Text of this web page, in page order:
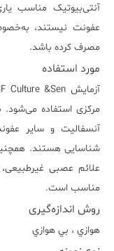
آنتی‌بیوتیک مناسب
عفونت نیستند،
مصرف کرده باشد.
مورد استفاده
مرکزی استفاده می‌شود.
آنسفالیت و سایر
شناسایی هستند.
علائم عصبی
مناسب است.
روش اندازه‌گیری
هوازي ، بي هوازي